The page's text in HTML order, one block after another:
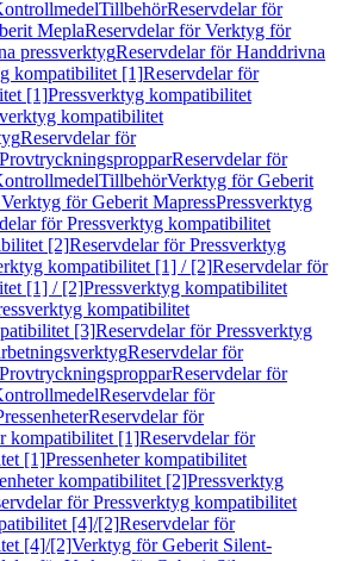
TillbehörReservdelar för
MeplaReservdelar för Verktyg för
pressverktygReservdelar för Handdrivna
kompatibilitet [1]Reservdelar för
[1]Pressverktyg kompatibilitet
kompatibilitet
Reservdelar för
ProvtryckningspropparReservdelar för
TillbehörVerktyg för Geberit
för Geberit MapressPressverktyg
för Pressverktyg kompatibilitet
[2]Reservdelar för Pressverktyg
kompatibilitet [1] / [2]Reservdelar för
[1] / [2]Pressverktyg kompatibilitet
kompatibilitet
[3]Reservdelar för Pressverktyg
Reservdelar för
ProvtryckningspropparReservdelar för
Reservdelar för
Reservdelar för
kompatibilitet [1]Reservdelar för
[1]Pressenheter kompatibilitet
kompatibilitet [2]Pressverktyg
för Pressverktyg kompatibilitet
[4]/[2]Reservdelar för
[4]/[2]Verktyg för Geberit Silent-